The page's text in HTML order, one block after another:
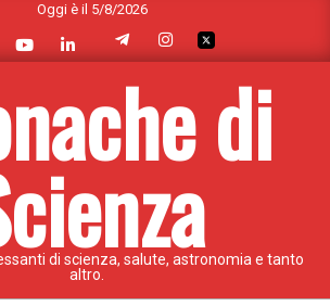
Oggi è il 5/8/2026
di
di scienza, salute, astronomia e tanto
altro.